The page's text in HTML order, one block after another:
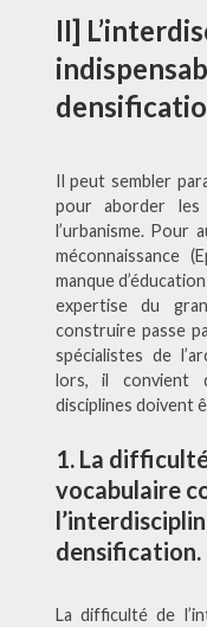
II]
Il peut sembler
pour aborder les
l’urbanisme. Pour
méconnaissance
manque
expertise du
construire passe
spécialistes de
lors, il convient
disciplines doivent
1. La
vocabulaire
densification.
La difficulté de